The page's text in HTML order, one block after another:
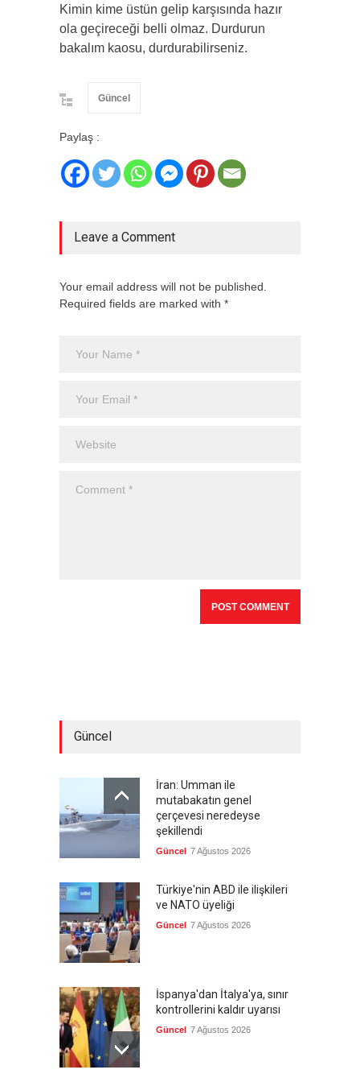
Kimin kime üstün gelip karşısında hazır
ola geçireceği belli olmaz. Durdurun
bakalım kaosu, durdurabilirseniz.
Güncel
Paylaş :
Leave a Comment
Your email address will not be published.
Required fields are marked with *
Güncel
İran: Umman ile
mutabakatın genel
çerçevesi neredeyse
şekillendi
Güncel 7 Ağustos 2026
Türkiye'nin ABD ile ilişkileri
ve NATO üyeliği
Güncel 7 Ağustos 2026
İspanya'dan İtalya'ya, sınır
kontrollerini kaldır uyarısı
Güncel 7 Ağustos 2026